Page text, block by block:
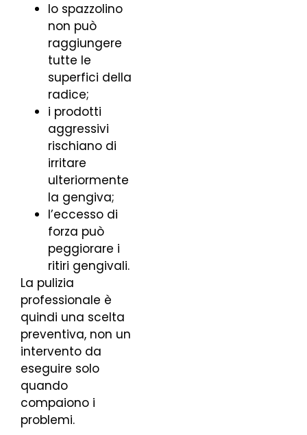
lo spazzolino
non può
raggiungere
tutte le
superfici della
radice;
i prodotti
aggressivi
rischiano di
irritare
ulteriormente
la gengiva;
l’eccesso di
forza può
peggiorare i
ritiri gengivali.
La pulizia
professionale è
quindi una scelta
preventiva, non un
intervento da
eseguire solo
quando
compaiono i
problemi.